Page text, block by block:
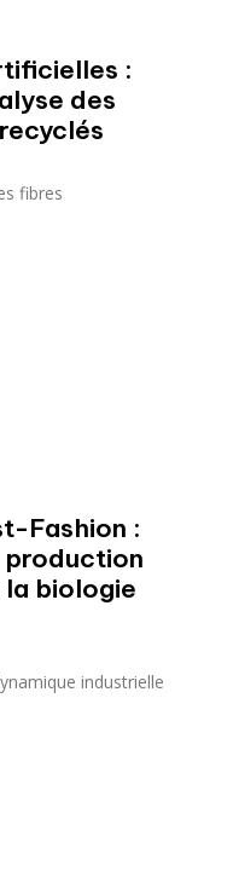
:
des
fibres
Fashion :
production
biologie
industrielle